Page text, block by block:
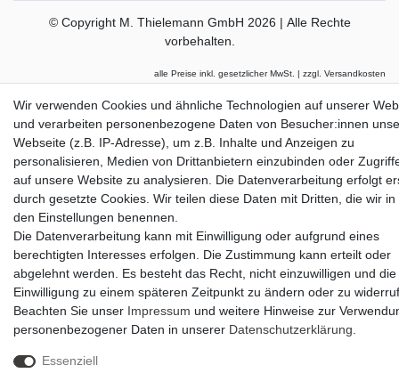
© Copyright M. Thielemann GmbH 2026 | Alle Rechte
vorbehalten.
alle Preise inkl. gesetzlicher MwSt. | zzgl. Versandkosten
Wir verwenden Cookies und ähnliche Technologien auf unserer
und verarbeiten personenbezogene Daten von Besucher:innen
Webseite (z.B. IP-Adresse), um z.B. Inhalte und Anzeigen zu
personalisieren, Medien von Drittanbietern einzubinden oder
auf unsere Website zu analysieren. Die Datenverarbeitung erfolgt
durch gesetzte Cookies. Wir teilen diese Daten mit Dritten, die wir in
den Einstellungen benennen.
Die Datenverarbeitung kann mit Einwilligung oder aufgrund eines
berechtigten Interesses erfolgen. Die Zustimmung kann erteilt oder
abgelehnt werden. Es besteht das Recht, nicht einzuwilligen und die
Einwilligung zu einem späteren Zeitpunkt zu ändern oder zu
Beachten Sie unser Impressum und weitere Hinweise zur
personenbezogener Daten in unserer Daten­schutz­erklärung
Essenziell